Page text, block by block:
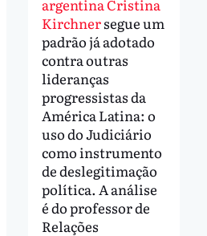
argentina Cristina
Kirchnersegue um
padrão já adotado
contra outras
lideranças
progressistas da
América Latina: o
uso do Judiciário
como instrumento
de deslegitimação
política. A análise
é do professor de
Relações